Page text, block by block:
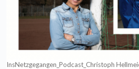
InsNetzgegangen_Podcast_Christoph